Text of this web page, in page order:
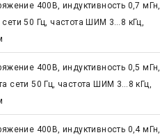
400В, индуктивность 0,7 мГн,
50 Гц, частота ШИМ 3…8 кГц,
400В, индуктивность 0,5 мГн,
сети 50 Гц, частота ШИМ 3…8 кГц,
400В, индуктивность 0,4 мГн,